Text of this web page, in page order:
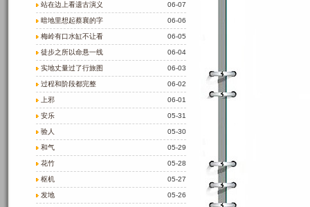
06-07
站在边上看遗古演义
06-06
暗地里想起蔡襄的字
06-05
梅岭有口水缸不让看
06-04
徒步之所以命悬一线
06-03
实地丈量过了行旅图
06-02
过程和阶段都完整
06-01
上邪
05-31
安乐
05-30
验人
05-29
和气
05-28
花竹
05-27
枢机
05-26
发地